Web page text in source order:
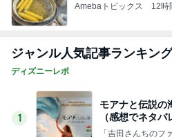
Amebaトピックス 12時
ジャンル人気記事ランキング
ディズニーレポ
1
モアナと伝説の
（感想でネタバ
「吉田さんちのフ